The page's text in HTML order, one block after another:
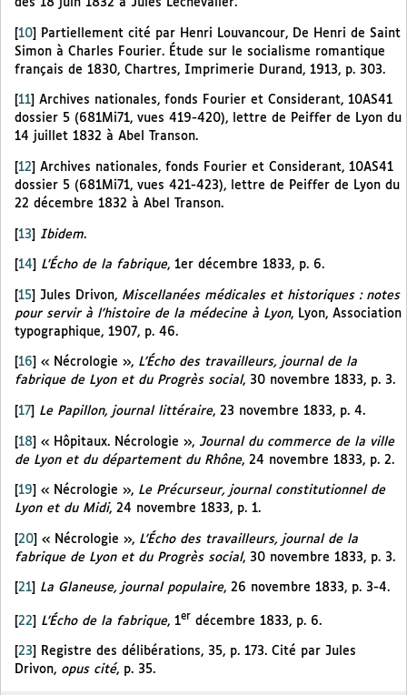
des 18 juin 1832 à Jules Lechevalier.
[10]
Partiellement cité par Henri Louvancour, De Henri de Saint
Simon à Charles Fourier. Étude sur le socialisme romantique
français de 1830, Chartres, Imprimerie Durand, 1913, p. 303.
11
Archives nationales, fonds Fourier et Considerant, 10AS41
dossier 5 (681Mi71, vues 419-420), lettre de Peiffer de Lyon du
14 juillet 1832 à Abel Transon.
12
Archives nationales, fonds Fourier et Considerant, 10AS41
dossier 5 (681Mi71, vues 421-423), lettre de Peiffer de Lyon du
22 décembre 1832 à Abel Transon.
[13] Ibidem.
14 L’Écho de la fabrique, 1er décembre 1833, p. 6.
[15] Jules Drivon, Miscellanées médicales et historiques : notes
pour servir à l’histoire de la médecine à Lyon, Lyon, Association
typographique, 1907, p. 46.
16 « Nécrologie », L’Écho des travailleurs, journal de la
fabrique de Lyon et du Progrès social, 30 novembre 1833, p. 3.
17 Le Papillon, journal littéraire, 23 novembre 1833, p. 4.
[18] « Hôpitaux. Nécrologie », Journal du commerce de la ville
de Lyon et du département du Rhône, 24 novembre 1833, p. 2.
19 « Nécrologie », Le Précurseur, journal constitutionnel de
Lyon et du Midi, 24 novembre 1833, p. 1.
[20] « Nécrologie », L’Écho des travailleurs, journal de la
fabrique de Lyon et du Progrès social, 30 novembre 1833, p. 3.
21 La Glaneuse, journal populaire, 26 novembre 1833, p. 3-4.
[22] L’Écho de la fabrique, 1er décembre 1833, p. 6.
23
Registre des délibérations, 35, p. 173. Cité par Jules
Drivon, opus cité, p. 35.